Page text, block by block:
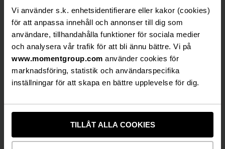
Vi använder s.k. enhetsidentifierare eller kakor (cookies)
för att anpassa innehåll och annonser till dig som
användare, tillhandahålla funktioner för sociala medier
och analysera vår trafik för att bli ännu bättre. Vi på
www.momentgroup.com använder cookies för
marknadsföring, statistik och användarspecifika
inställningar för att skapa en bättre upplevelse för dig.
TILLÅT ALLA COOKIES
Oslo, Växjö och Falkenberg och är listat på First
North med Remium som Certified Adviser.
DOKUMENT & LÄNKAR